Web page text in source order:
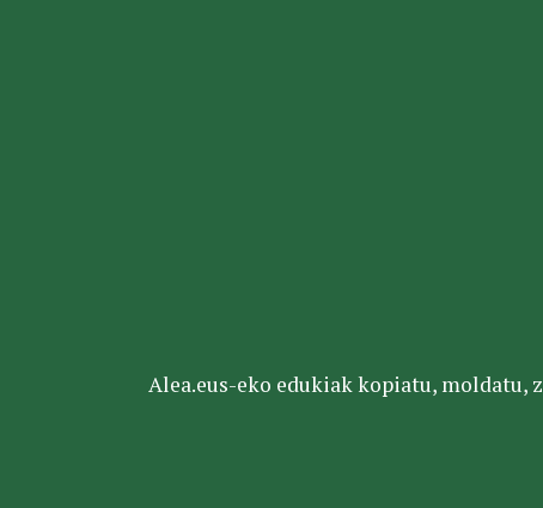
Alea.eus-eko edukiak kopiatu, moldatu,